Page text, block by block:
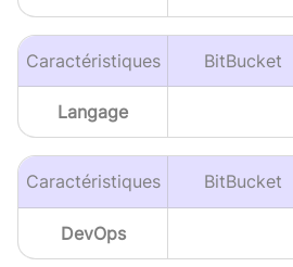
Caractéristiques BitBucket
Langage
Caractéristiques BitBucket
DevOps